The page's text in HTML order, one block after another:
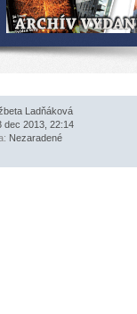
Ladňáková
dec 2013, 22:14
Nezaradené